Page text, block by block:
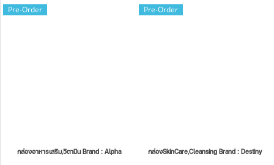
Pre-Order
กล่องอาหารเสริม,วิตามิน Brand : Alpha
Pre-Order
กล่องSkinCare,Cleansing Brand : Destiny